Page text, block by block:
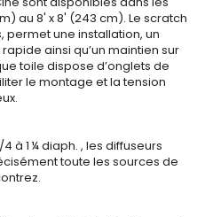
au 8' x 8' (243 cm). Le scratch
permet une installation, un
ainsi qu’un maintien sur
toile dispose d’onglets de
le montage et la tension
à 1 ¼ diaph. , les diffuseurs
toute les sources de